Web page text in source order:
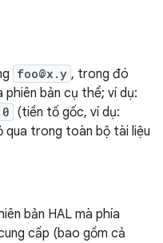
foo@x.y , trong đó
phiên bản cụ thể; ví dụ:
(tiền tố gốc, ví dụ:
qua trong toàn bộ tài liệu
bản HAL mà phía
cấp (bao gồm cả